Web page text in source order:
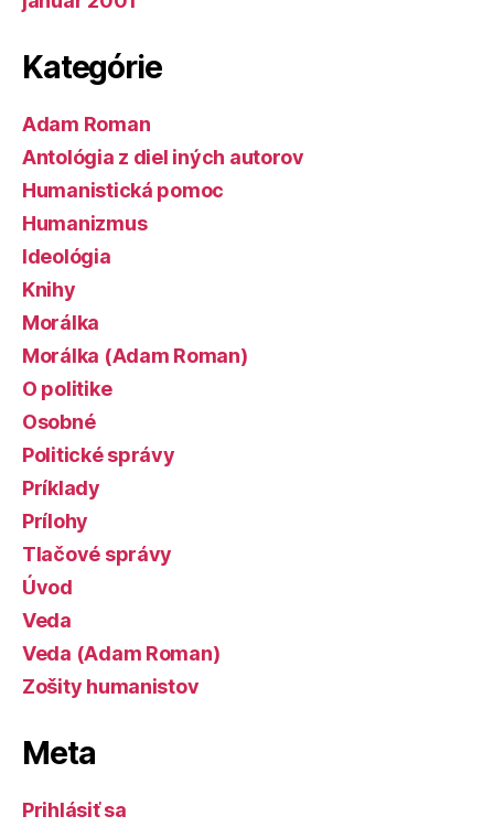
Kategórie
Adam Roman
Antológia z diel iných autorov
Humanistická pomoc
Humanizmus
Ideológia
Knihy
Morálka
Morálka (Adam Roman)
O politike
Osobné
Politické správy
Príklady
Prílohy
Tlačové správy
Úvod
Veda
Veda (Adam Roman)
Zošity humanistov
Meta
Prihlásiť sa